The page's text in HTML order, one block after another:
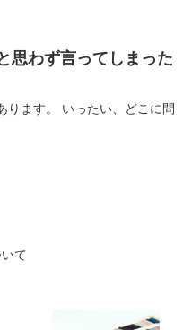
思わず言ってしまった
、どこに問
て